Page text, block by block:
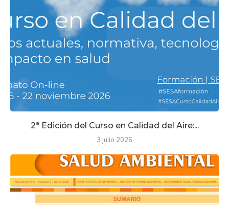
2ª Edición del Curso en Calidad del Aire:...
3 julio 2026